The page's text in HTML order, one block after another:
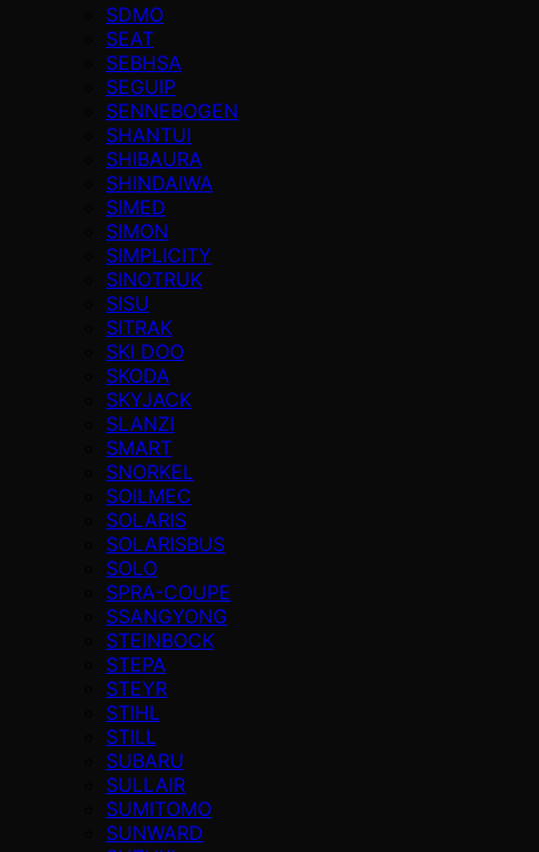
SDMO
SEAT
SEBHSA
SEGUIP
SENNEBOGEN
SHANTUI
SHIBAURA
SHINDAIWA
SIMED
SIMON
SIMPLICITY
SINOTRUK
SISU
SITRAK
SKI DOO
SKODA
SKYJACK
SLANZI
SMART
SNORKEL
SOILMEC
SOLARIS
SOLARISBUS
SOLO
SPRA-COUPE
SSANGYONG
STEINBOCK
STEPA
STEYR
STIHL
STILL
SUBARU
SULLAIR
SUMITOMO
SUNWARD